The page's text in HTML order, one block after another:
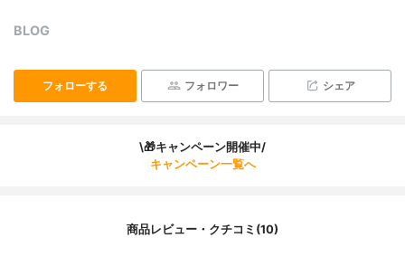
BLOG
フォローする フォロワー シェア
\🎁キャンペーン開催中/
キャンペーン一覧へ
商品レビュー・クチコミ(10)